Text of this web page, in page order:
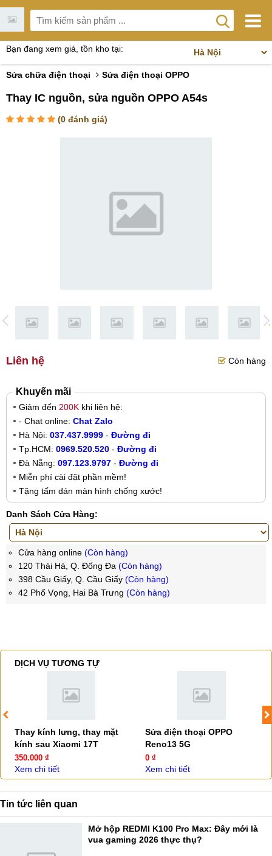
Bạn đang xem giá, tồn kho tại:
Sửa chữa điện thoại Sửa điện thoại OPPO
Thay IC nguồn, sửa nguồn OPPO A54s
(0 đánh giá)
Liên hệ Còn hàng
Khuyến mãi
Giảm đến 200K khi liên hệ:
- Chat online: Chat Zalo
Hà Nội: 037.437.9999 - Đường đi
Tp.HCM: 0969.520.520 - Đường đi
Đà Nẵng: 097.123.9797 - Đường đi
Miễn phí cài đặt phần mềm!
Tặng tấm dán màn hình chống xước!
Danh Sách Cửa Hàng:
Cửa hàng online (Còn hàng)
120 Thái Hà, Q. Đống Đa (Còn hàng)
398 Cầu Giấy, Q. Cầu Giấy (Còn hàng)
42 Phố Vọng, Hai Bà Trưng (Còn hàng)
DỊCH VỤ TƯƠNG TỰ
Thay kính lưng, thay mặt
kính sau Xiaomi 17T
350.000 ₫
Xem chi tiết
Sửa điện thoại OPPO
Reno13 5G
0 ₫
Xem chi tiết
Tin tức liên quan
Mở hộp REDMI K100 Pro Max: Đây mới là
vua gaming 2026 thực thụ?